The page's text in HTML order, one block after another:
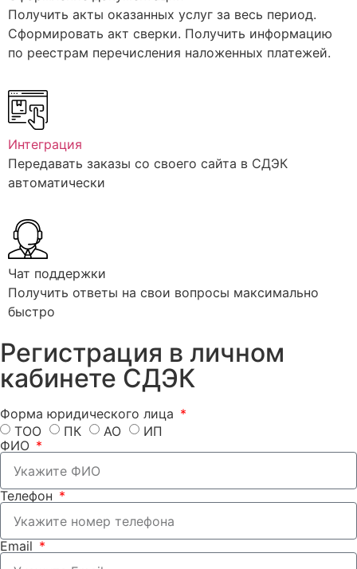
Получить акты оказанных услуг за весь период.
Сформировать акт сверки. Получить информацию
по реестрам перечисления наложенных платежей.
Интеграция
Передавать заказы со своего сайта в СДЭК
автоматически
Чат поддержки
Получить ответы на свои вопросы максимально
быстро
Регистрация в личном
кабинете СДЭК
Форма юридического лица
ТОО
ПК АО
ИП
ФИО
Телефон
Email